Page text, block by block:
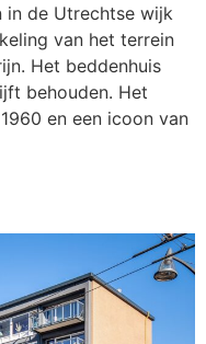
in de Utrechtse wijk
van het terrein
Het beddenhuis
behouden. Het
en een icoon van